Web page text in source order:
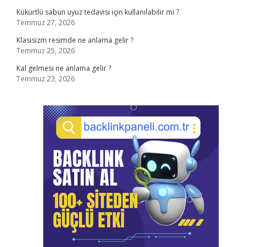
Kükürtlü sabun uyuz tedavisi için kullanılabilir mi ?
Temmuz 27, 2026
Klasisizm resimde ne anlama gelir ?
Temmuz 25, 2026
Kal gelmesi ne anlama gelir ?
Temmuz 23, 2026